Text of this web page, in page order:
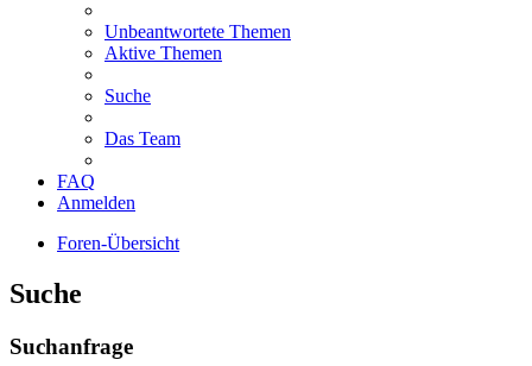
Unbeantwortete Themen
Aktive Themen
Suche
Das Team
FAQ
Anmelden
Foren-Übersicht
Suche
Suchanfrage